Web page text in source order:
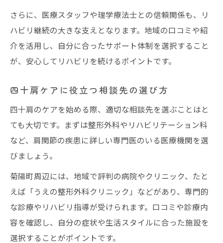
さらに、医療スタッフや理学療法士との信頼関係も、リ
ハビリ継続の大きな支えとなります。地域の口コミや紹
介を活用し、自分に合ったサポート体制を選択すること
が、安心してリハビリを続けるポイントです。
四十肩ケアに役立つ相談先の選び方
四十肩のケアを始める際、適切な相談先を選ぶことはと
ても大切です。まずは整形外科やリハビリテーション科
など、肩関節の疾患に詳しい専門医のいる医療機関を選
びましょう。
菊陽町周辺には、地域で評判の病院やクリニック、たと
えば「うえの整形外科クリニック」などがあり、専門的
な診療やリハビリ指導が受けられます。口コミや診療内
容を確認し、自分の症状や生活スタイルに合った施設を
選択することがポイントです。